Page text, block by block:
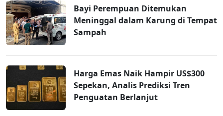
Bayi Perempuan Ditemukan
Meninggal dalam Karung di Tempat
Sampah
Harga Emas Naik Hampir US$300
Sepekan, Analis Prediksi Tren
Penguatan Berlanjut